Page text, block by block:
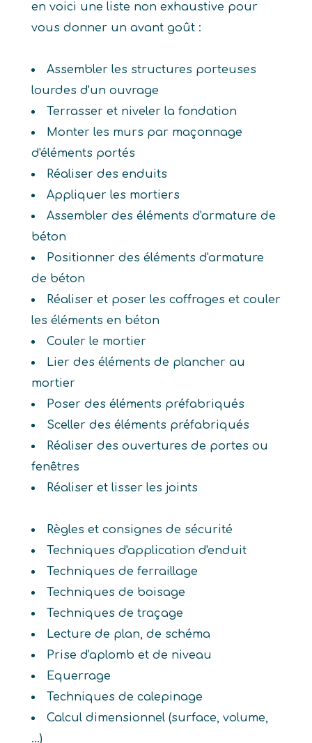
en voici une liste non exhaustive pour
vous donner un avant goût :
Assembler les structures porteuses
lourdes d'un ouvrage
Terrasser et niveler la fondation
Monter les murs par maçonnage
d'éléments portés
Réaliser des enduits
Appliquer les mortiers
Assembler des éléments d'armature de
béton
Positionner des éléments d'armature
de béton
Réaliser et poser les coffrages et couler
les éléments en béton
Couler le mortier
Lier des éléments de plancher au
mortier
Poser des éléments préfabriqués
Sceller des éléments préfabriqués
Réaliser des ouvertures de portes ou
fenêtres
Réaliser et lisser les joints
Règles et consignes de sécurité
Techniques d'application d'enduit
Techniques de ferraillage
Techniques de boisage
Techniques de traçage
Lecture de plan, de schéma
Prise d'aplomb et de niveau
Equerrage
Techniques de calepinage
Calcul dimensionnel (surface, volume,
...)